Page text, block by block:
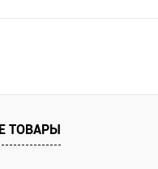
Сравнение
В избранное
ТОВАРЫ